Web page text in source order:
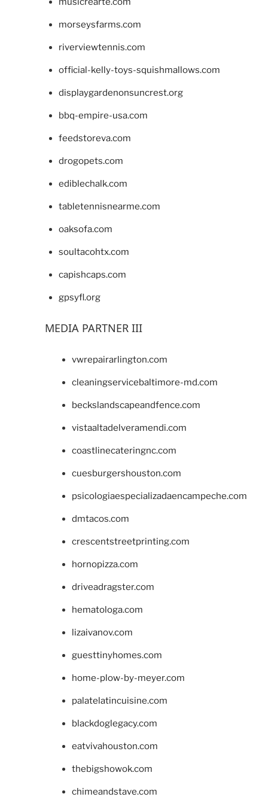
morseysfarms.com
riverviewtennis.com
official-kelly-toys-squishmallows.com
displaygardenonsuncrest.org
bbq-empire-usa.com
feedstoreva.com
drogopets.com
ediblechalk.com
tabletennisnearme.com
oaksofa.com
soultacohtx.com
capishcaps.com
gpsyfl.org
MEDIA PARTNER III
vwrepairarlington.com
cleaningservicebaltimore-md.com
beckslandscapeandfence.com
vistaaltadelveramendi.com
coastlinecateringnc.com
cuesburgershouston.com
psicologiaespecializadaencampeche.com
dmtacos.com
crescentstreetprinting.com
hornopizza.com
driveadragster.com
hematologa.com
lizaivanov.com
guesttinyhomes.com
home-plow-by-meyer.com
palatelatincuisine.com
blackdoglegacy.com
eatvivahouston.com
thebigshowok.com
chimeandstave.com